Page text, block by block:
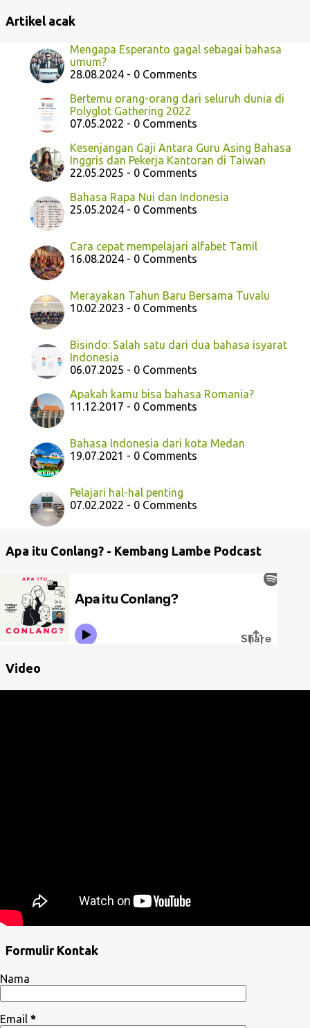
Artikel acak
Mengapa Esperanto gagal sebagai bahasa
umum?
28.08.2024 - 0 Comments
Bertemu orang-orang dari seluruh dunia di
Polyglot Gathering 2022
07.05.2022 - 0 Comments
Kesenjangan Gaji Antara Guru Asing Bahasa
Inggris dan Pekerja Kantoran di Taiwan
22.05.2025 - 0 Comments
Bahasa Rapa Nui dan Indonesia
25.05.2024 - 0 Comments
Cara cepat mempelajari alfabet Tamil
16.08.2024 - 0 Comments
Merayakan Tahun Baru Bersama Tuvalu
10.02.2023 - 0 Comments
Bisindo: Salah satu dari dua bahasa isyarat
Indonesia
06.07.2025 - 0 Comments
Apakah kamu bisa bahasa Romania?
11.12.2017 - 0 Comments
Bahasa Indonesia dari kota Medan
19.07.2021 - 0 Comments
Pelajari hal-hal penting
07.02.2022 - 0 Comments
Apa itu Conlang? - Kembang Lambe Podcast
Video
Formulir Kontak
Nama
Email *